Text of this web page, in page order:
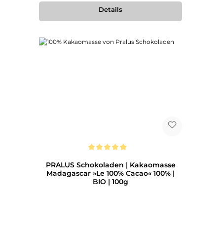
Details
PRALUS Schokoladen | Kakaomasse
Madagascar »Le 100% Cacao« 100% |
BIO | 100g